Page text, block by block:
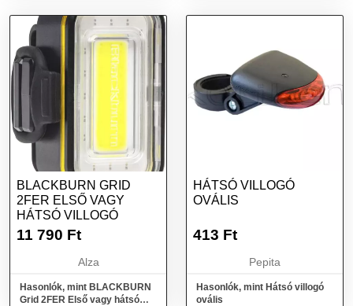
BLACKBURN GRID
2FER ELSŐ VAGY
HÁTSÓ VILLOGÓ
11 790 Ft
Alza
Hasonlók, mint BLACKBURN
Grid 2FER Első vagy hátsó
HÁTSÓ VILLOGÓ
OVÁLIS
413 Ft
Pepita
Hasonlók, mint Hátsó villogó
ovális